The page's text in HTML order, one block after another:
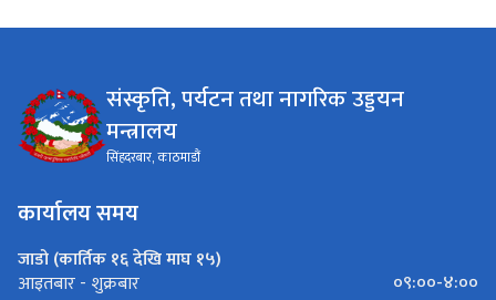
संस्कृति, पर्यटन तथा नागरिक उड्डयन
मन्त्रालय
सिंहदरबार, काठमाडौं
कार्यालय समय
जाडो (कार्तिक १६ देखि माघ १५)
आइतबार - शुक्रबार
०९:००-४:००